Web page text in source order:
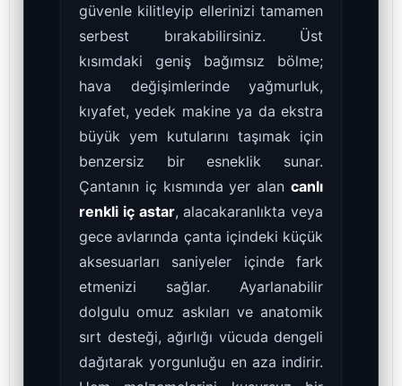
güvenle kilitleyip ellerinizi tamamen
serbest bırakabilirsiniz. Üst
kısımdaki geniş bağımsız bölme;
hava değişimlerinde yağmurluk,
kıyafet, yedek makine ya da ekstra
büyük yem kutularını taşımak için
benzersiz bir esneklik sunar.
Çantanın iç kısmında yer alan canlı
renkli iç astar, alacakaranlıkta veya
gece avlarında çanta içindeki küçük
aksesuarları saniyeler içinde fark
etmenizi sağlar. Ayarlanabilir
dolgulu omuz askıları ve anatomik
sırt desteği, ağırlığı vücuda dengeli
dağıtarak yorgunluğu en aza indirir.